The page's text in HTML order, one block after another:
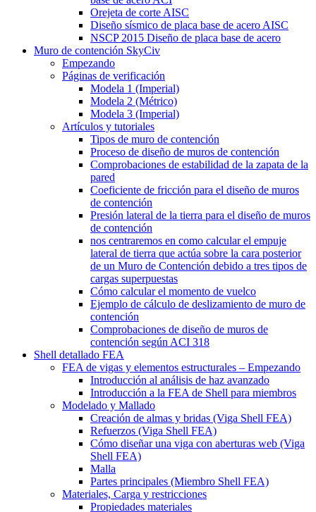
Orejeta de corte AISC
Diseño sísmico de placa base de acero AISC
NSCP 2015 Diseño de placa base de acero
Muro de contención SkyCiv
Empezando
Páginas de verificación
Modela 1 (Imperial)
Modela 2 (Métrico)
Modela 3 (Imperial)
Artículos y tutoriales
Tipos de muro de contención
Proceso de diseño de muros de contención
Comprobaciones de estabilidad de la zapata de la
pared
Coeficiente de fricción para el diseño de muros
de contención
Presión lateral de la tierra para el diseño de muros
de contención
nos centraremos en como calcular el empuje
lateral de tierra que actúa sobre la cara posterior
de un Muro de Contención debido a tres tipos de
cargas superpuestas
Cómo calcular el momento de vuelco
Ejemplo de cálculo de deslizamiento de muro de
contención
Comprobaciones de diseño de muros de
contención según ACI 318
Shell detallado FEA
FEA de vigas y elementos estructurales – Empezando
Introducción al análisis de haz avanzado
Introducción a la FEA de Shell para miembros
Modelado y Mallado
Creación de almas y bridas (Viga Shell FEA)
Refuerzos (Viga Shell FEA)
Cómo diseñar una viga con aberturas web (Viga
Shell FEA)
Malla
Partes principales (Miembro Shell FEA)
Materiales, Carga y restricciones
Propiedades materiales